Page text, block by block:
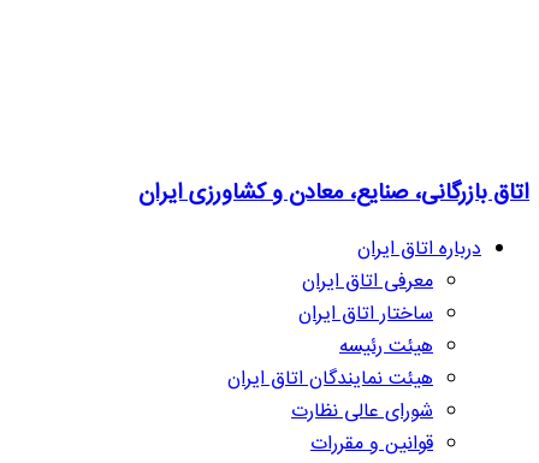
اتاق بازرگانی، صنایع، معادن و کشاورزی ایران
درباره اتاق ایران
معرفی اتاق ایران
ساختار اتاق ایران
هیئت رئیسه
هیئت نمایندگان اتاق ایران
شورای عالی نظارت
قوانین و مقررات